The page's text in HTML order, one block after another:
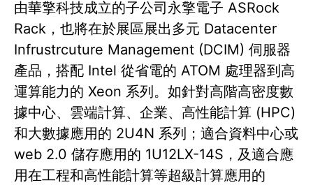
由華擎科技成立的子公司永擎電子 ASRock
Rack，也將在於展區展出多元 Datacenter
Infrustrcuture Management (DCIM) 伺服器
產品，搭配 Intel 從省電的 ATOM 處理器到高
運算能力的 Xeon 系列。如針對高階高密度數
據中心、雲端計算、企業、高性能計算 (HPC)
和大數據應用的 2U4N 系列；適合資料中心或
web 2.0 儲存應用的 1U12LX-14S，及適合應
用在工程和高性能計算等超級計算應用的